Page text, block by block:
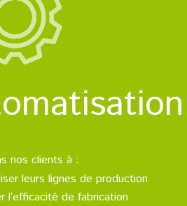
nos clients à :
leurs lignes de production
l’efficacité de fabrication